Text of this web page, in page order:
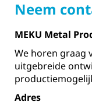
Neem
MEKU Metal
We horen graag
uitgebreide
Adres